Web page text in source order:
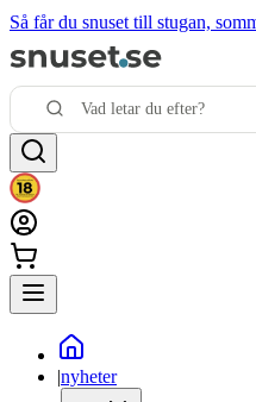
Så får du snuset till stugan,
|nyheter